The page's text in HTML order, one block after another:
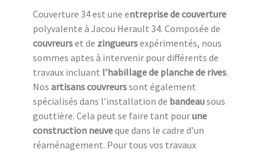
Couverture 34 est une entreprise de couverture
polyvalente à Jacou Herault 34. Composée de
couvreurset de zingueursexpérimentés, nous
sommes aptes à intervenir pour différents de
travaux incluant l’habillage de planche de rives.
Nos artisans couvreurssont également
spécialisés dans l’installation de bandeausous
gouttière. Cela peut se faire tant pourune
construction neuveque dans le cadre d’un
réaménagement. Pour tous vos travaux